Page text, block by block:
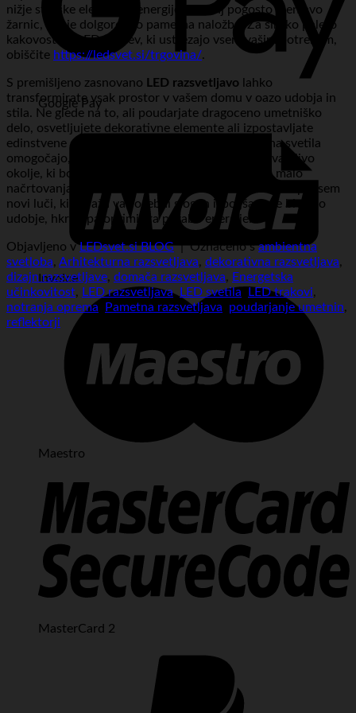
Google Pay
Invoice
Maestro
MasterCard 2
nižje stroške električne energije in manj pogosto menjavo
žarnic, kar je dolgoročno pametna naložba. Za široko paleto
kakovostnih LED rešitev, ki ustrezajo vsem vašim potrebam,
obiščite https://ledsvet.si/trgovina/.
S premišljeno zasnovano LED razsvetljavo lahko
transformirate vsak prostor v vašem domu v oazo udobja in
stila. Ne glede na to, ali poudarjate dragoceno umetniško
delo, osvetljujete dekorativne elemente ali izpostavljate
edinstvene arhitekturne značilnosti, vam sodobna svetila
omogočajo, da ustvarite resnično edinstveno in vabljivo
okolje, ki bo govorilo o vašem estetskem čutu. Z malo
načrtovanja in pravimi izdelki lahko vaš dom zasije v povsem
novi luči, ki odraža vaš osebni slog in izboljša vaše bivalno
udobje, hkrati pa optimizira porabo energije.
Objavljeno vLEDsvet.si BLOG | Označeno sambientna
svetloba, Arhitekturna razsvetljava, dekorativna razsvetljava,
dizajn razsvetljave, domača razsvetljava, Energetska
učinkovitost, LED razsvetljava, LED svetila LED trakovi,
notranja oprema
Pametna razsvetljava poudarjanje umetnin,
reflektorji